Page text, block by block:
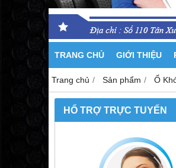
TRANG CHỦ GIỚI THIỆU
Trang chủ Sản phẩm Ổ
HỔ TRỢ TRỰC TUYẾN